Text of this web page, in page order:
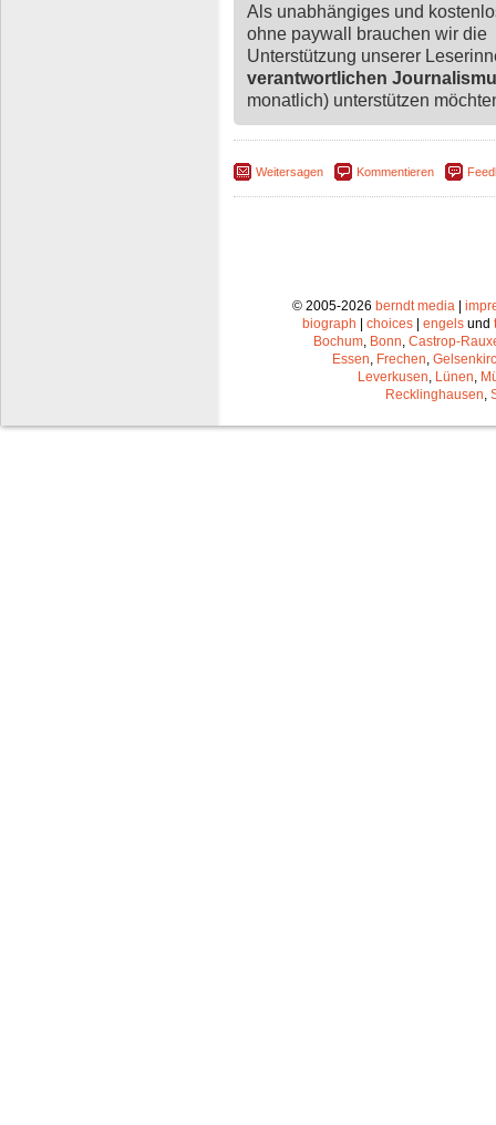
Als unabhängiges und
ohne paywall brauchen wir die
Unterstützung unserer
verantwortlichen
monatlich) unterstützen
Weitersagen Kommentieren
© 2005-2026 berndt media|
biograph | choices | engels und
Bochum, Bonn, Castrop-
Essen, Frechen,
Leverkusen, Lünen,
Recklinghausen,